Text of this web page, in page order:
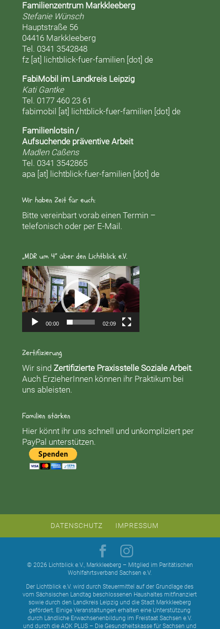
Familienzentrum Markkleeberg
Stefanie Wünsch
Hauptstraße 56
04416 Markkleeberg
Tel. 0341 3542848
fz [at] lichtblick-fuer-familien [dot] de
FabiMobil im Landkreis Leipzig
Kati Gantke
Tel. 0177 460 23 61
fabimobil [at] lichtblick-fuer-familien [dot] de
Familienlotsin /
Aufsuchende präventive Arbeit
Madlen Caßens
Tel. 0341 3542865
apa [at] lichtblick-fuer-familien [dot] de
Wir haben Zeit für euch:
Bitte vereinbart vorab einen Termin –
telefonisch oder per E-Mail.
„MDR um 4“ über den Lichtblick e.V.
Video-
Player
00:00 02:09
Zertifizierung
Wir sind Zertifizierte Praxisstelle Soziale Arbeit.
Auch ErzieherInnen können ihr Praktikum bei
uns ableisten.
Familien stärken
Hier könnt ihr uns schnell und unkompliziert per
PayPal unterstützen.
DATENSCHUTZ IMPRESSUM
© 2026 Lichtblick e.V., Markkleeberg – Mitglied im Paritätischen
Wohlfahrtsverband Sachsen e.V.
Der Lichtblick e.V. wird durch Steuermittel auf der Grundlage des
vom Sächsischen Landtag beschlossenen Haushaltes mitfinanziert
sowie durch den Landkreis Leipzig und die Stadt Markkleeberg
gefördert. Einige Veranstaltungen erhalten eine Unterstützung
durch Ländliche Erwachsenenbildung im Freistaat Sachsen e.V.
und durch die AOK PLUS – Die Gesundheitskasse für Sachsen und